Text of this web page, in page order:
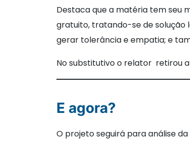
Destaca que a matéria tem seu
gratuito, tratando-se de solução
gerar tolerância e empatia; e
No substitutivo o relator retirou
E agora?
O projeto seguirá para análise